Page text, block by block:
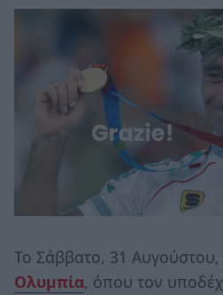
Το Σάββατο, 31
Ολυμπία, όπου τον